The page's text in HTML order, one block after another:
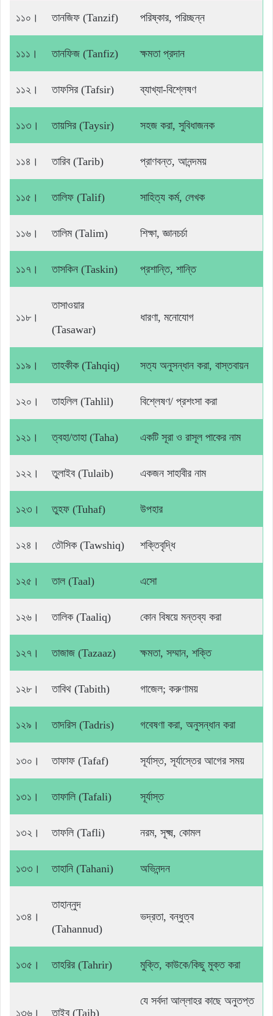
১১০। তানজিফ (Tanzif) পরিষ্কার, পরিচ্ছন্ন
১১১। তানফিজ (Tanfiz) ক্ষমতা প্রদান
১১২। তাফসির (Tafsir) ব্যাখ্যা-বিশ্লেষণ
১১৩। তায়সির (Taysir) সহজ করা, সুবিধাজনক
১১৪। তারিব (Tarib) প্রাণবন্ত, আনন্দময়
১১৫। তালিফ (Talif) সাহিত্য কর্ম, লেখক
১১৬। তালিম (Talim) শিক্ষা, জ্ঞানচর্চা
১১৭। তাসকিন (Taskin) প্রশান্তি, শান্তি
১১৮।
তাসাওয়ার
(Tasawar)
ধারণা, মনোযোগ
১১৯। তাহকীক (Tahqiq) সত্য অনুসন্ধান করা, বাস্তবায়ন
১২০। তাহলিল (Tahlil) বিশ্লেষণ/ প্রশংসা করা
১২১। ত্বহা/তাহা (Taha) একটি সূরা ও রাসূল পাকের নাম
১২২। তুলাইব (Tulaib) একজন সাহাবীর নাম
১২৩। তুহফ (Tuhaf) উপহার
১২৪। তৌসিক (Tawshiq) শক্তিবৃদ্ধি
১২৫। তাল (Taal) এসো
১২৬। তালিক (Taaliq) কোন বিষয়ে মন্তব্য করা
১২৭। তাজাজ (Tazaaz) ক্ষমতা, সম্মান, শক্তি
১২৮। তাবিথ (Tabith) গাজেল; করুণাময়
১২৯। তাদরিস (Tadris) গবেষণা করা, অনুসন্ধান করা
১৩০। তাফাফ (Tafaf) সূর্যাস্ত, সূর্যাস্তের আগের সময়
১৩১। তাফালি (Tafali) সূর্যাস্ত
১৩২। তাফলি (Tafli) নরম, সূক্ষ্ম, কোমল
১৩৩। তাহানি (Tahani) অভিনন্দন
১৩৪।
তাহান্নুদ
(Tahannud)
ভদ্রতা, বন্ধুত্ব
১৩৫। তাহরির (Tahrir) মুক্তি, কাউকে/কিছু মুক্ত করা
১৩৬। তাইব (Taib)
যে সর্বদা আল্লাহর কাছে অনুতপ্ত